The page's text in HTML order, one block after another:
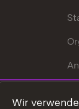
Wir